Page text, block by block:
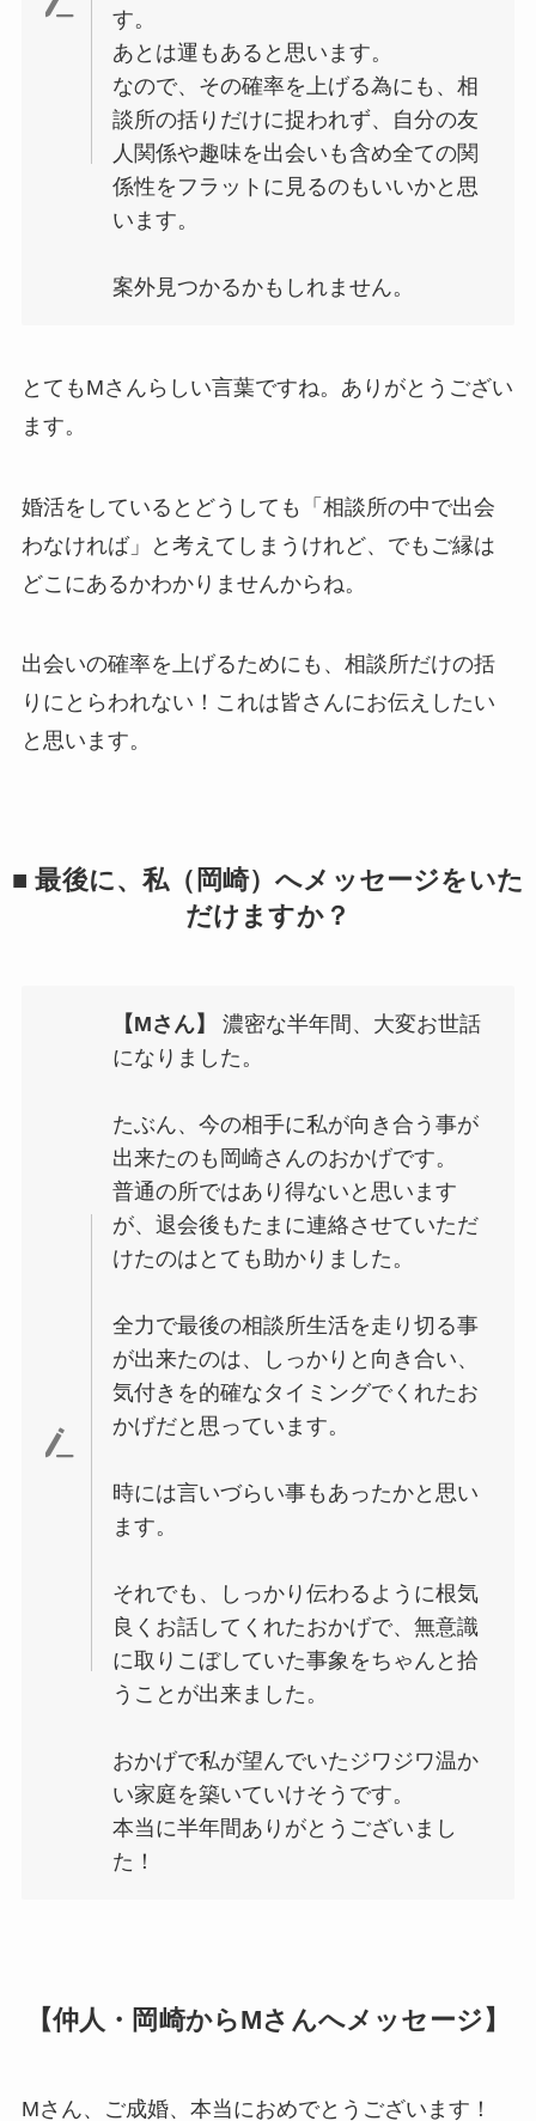
す。
あとは運もあると思います。
なので、その確率を上げる為にも、相
談所の括りだけに捉われず、自分の友
人関係や趣味を出会いも含め全ての関
係性をフラットに見るのもいいかと思
います。
案外見つかるかもしれません。
とてもMさんらしい言葉ですね。ありがとうござい
ます。
婚活をしているとどうしても「相談所の中で出会
わなければ」と考えてしまうけれど、でもご縁は
どこにあるかわかりませんからね。
出会いの確率を上げるためにも、相談所だけの括
りにとらわれない！これは皆さんにお伝えしたい
と思います。
■ 最後に、私（岡崎）へメッセージをいた
だけますか？
【Mさん】
濃密な半年間、大変お世話
になりました。
たぶん、今の相手に私が向き合う事が
出来たのも岡崎さんのおかげです。
普通の所ではあり得ないと思います
が、退会後もたまに連絡させていただ
けたのはとても助かりました。
全力で最後の相談所生活を走り切る事
が出来たのは、しっかりと向き合い、
気付きを的確なタイミングでくれたお
かげだと思っています。
時には言いづらい事もあったかと思い
ます。
それでも、しっかり伝わるように根気
良くお話してくれたおかげで、無意識
に取りこぼしていた事象をちゃんと拾
うことが出来ました。
おかげで私が望んでいたジワジワ温か
い家庭を築いていけそうです。
本当に半年間ありがとうございまし
た！
【仲人・岡崎からMさんへメッセージ】
Mさん、ご成婚、本当におめでとうございます！